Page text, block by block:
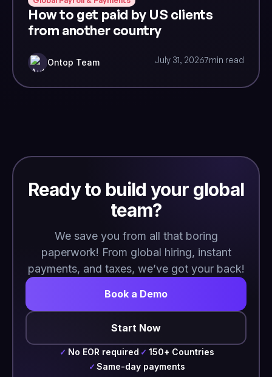
How to get paid by US clients
from another country
Ontop Team July 31, 20267min read
Ready to build your global
team?
We save you from all that boring
paperwork! From global hiring, instant
payments, and taxes, we’ve got your back!
Book a Demo
Start Now
✓ No EOR required ✓ 150+ Countries
✓ Same-day payments